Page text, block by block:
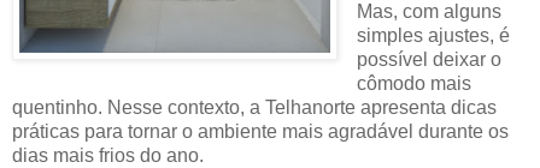
Mas, com alguns
simples ajustes, é
possível deixar o
cômodo mais
quentinho. Nesse contexto, a Telhanorte apresenta dicas
práticas para tornar o ambiente mais agradável durante os
dias mais frios do ano.